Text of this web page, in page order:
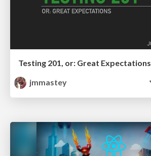
Testing 201, or: Great Expectations
jmmastey